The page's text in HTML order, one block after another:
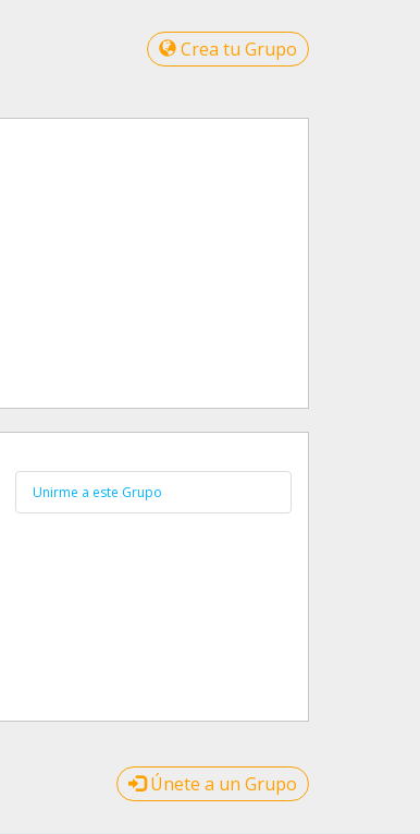
Crea tu Grupo
Unirme a este Grupo
Únete a un Grupo